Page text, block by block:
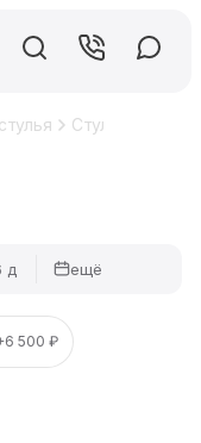
Стул барный
д
ещё
500 ₽